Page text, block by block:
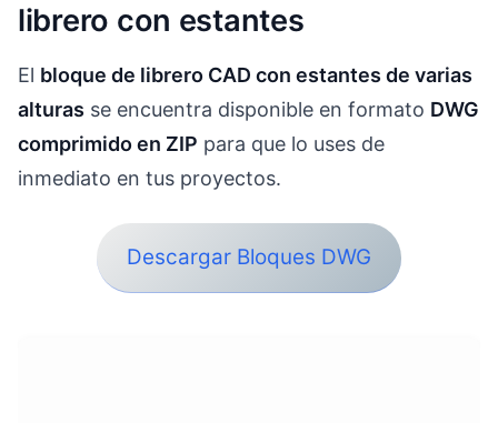
librero con estantes
El bloque de librero CAD con estantes de varias
alturas se encuentra disponible en formato DWG
comprimido en ZIP para que lo uses de
inmediato en tus proyectos.
Descargar Bloques DWG